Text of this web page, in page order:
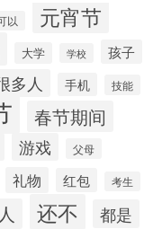
以 元宵节
大学 学校 孩子
多人 手机 技能
春节期间
游戏 父母
礼物 红包 考生
还不 都是